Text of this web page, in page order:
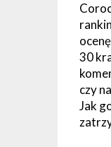
30
czy
Jak